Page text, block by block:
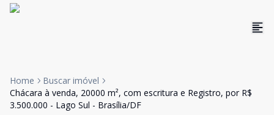
Home
Buscar imóvel
Chácara à venda, 20000 m², com escritura e Registro, por R$
3.500.000 - Lago Sul - Brasília/DF